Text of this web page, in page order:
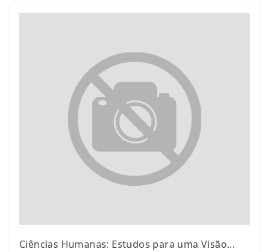
Ciências Humanas: Estudos para uma Visão...